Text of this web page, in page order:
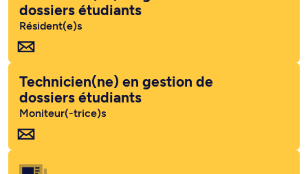
dossiers étudiants
Résident(e)s
Technicien(ne) en gestion de
dossiers étudiants
Moniteur(-trice)s